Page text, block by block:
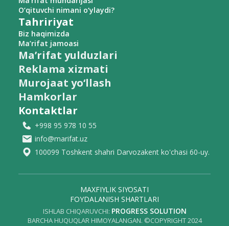
O‘qituvchi nimani o‘ylaydi?
Tahririyat
Biz haqimizda
Ma’rifat jamoasi
Ma’rifat yulduzlari
Reklama xizmati
Murojaat yo‘llash
Hamkorlar
Kontaktlar
+998 95 978 10 55
info@marifat.uz
100099 Toshkent shahri Darvozakent ko'chasi 60-uy.
BARCHA HUQUQLAR HIMOYALANGAN. ©COPYRIGHT 2024
ISHLAB CHIQARUVCHI: PROGRESS SOLUTION
MAXFIYLIK SIYOSATI
FOYDALANISH SHARTLARI